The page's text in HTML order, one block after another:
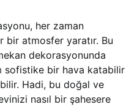
her zaman
bir atmosfer yaratır. Bu
dekorasyonunda
sofistike bir hava katabilir
Hadi, bu doğal ve
nasıl bir şahesere